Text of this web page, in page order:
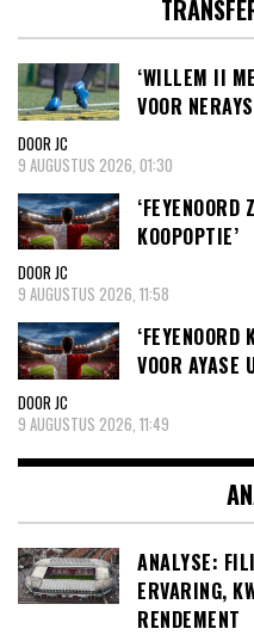
‘WILLEM II
VOOR
DOOR JC
9 AUGUSTUS 2026, 01:30
KOOPOPTIE’
DOOR JC
9 AUGUSTUS 2026, 11:58
VOOR AYASE
DOOR JC
9 AUGUSTUS 2026, 11:49
ANALYSE:
ERVARING,
RENDEMENT